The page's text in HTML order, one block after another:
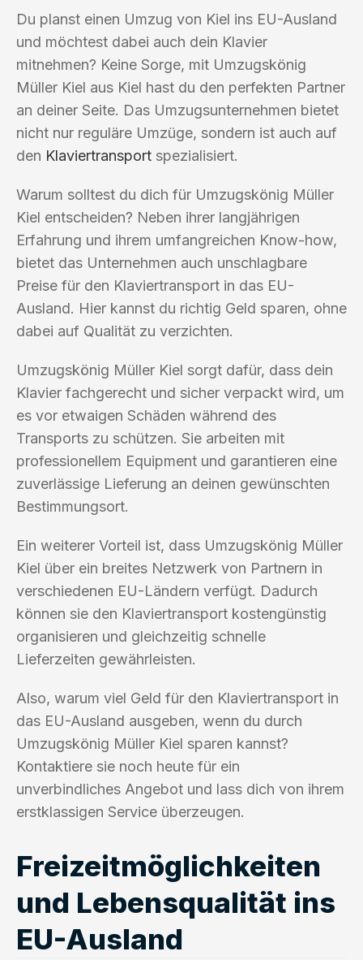
Du planst einen Umzug von Kiel ins EU-Ausland
und möchtest dabei auch dein Klavier
mitnehmen? Keine Sorge, mit Umzugskönig
Müller Kiel aus Kiel hast du den perfekten Partner
an deiner Seite. Das Umzugsunternehmen bietet
nicht nur reguläre Umzüge, sondern ist auch auf
den Klaviertransport spezialisiert.
Warum solltest du dich für Umzugskönig Müller
Kiel entscheiden? Neben ihrer langjährigen
Erfahrung und ihrem umfangreichen Know-how,
bietet das Unternehmen auch unschlagbare
Preise für den Klaviertransport in das EU-
Ausland. Hier kannst du richtig Geld sparen, ohne
dabei auf Qualität zu verzichten.
Umzugskönig Müller Kiel sorgt dafür, dass dein
Klavier fachgerecht und sicher verpackt wird, um
es vor etwaigen Schäden während des
Transports zu schützen. Sie arbeiten mit
professionellem Equipment und garantieren eine
zuverlässige Lieferung an deinen gewünschten
Bestimmungsort.
Ein weiterer Vorteil ist, dass Umzugskönig Müller
Kiel über ein breites Netzwerk von Partnern in
verschiedenen EU-Ländern verfügt. Dadurch
können sie den Klaviertransport kostengünstig
organisieren und gleichzeitig schnelle
Lieferzeiten gewährleisten.
Also, warum viel Geld für den Klaviertransport in
das EU-Ausland ausgeben, wenn du durch
Umzugskönig Müller Kiel sparen kannst?
Kontaktiere sie noch heute für ein
unverbindliches Angebot und lass dich von ihrem
erstklassigen Service überzeugen.
Freizeitmöglichkeiten
und Lebensqualität ins
EU-Ausland